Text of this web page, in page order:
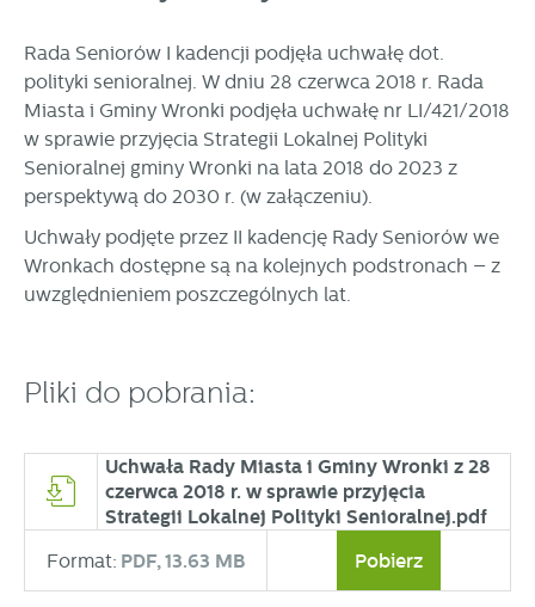
Rada Seniorów I kadencji podjęła uchwałę dot.
polityki senioralnej. W dniu 28 czerwca 2018 r. Rada
Miasta i Gminy Wronki podjęła uchwałę nr LI/421/2018
w sprawie przyjęcia Strategii Lokalnej Polityki
Senioralnej gminy Wronki na lata 2018 do 2023 z
perspektywą do 2030 r. (w załączeniu).
Uchwały podjęte przez II kadencję Rady Seniorów we
Wronkach dostępne są na kolejnych podstronach – z
uwzględnieniem poszczególnych lat.
Pliki do pobrania:
Uchwała Rady Miasta i Gminy Wronki z 28
czerwca 2018 r. w sprawie przyjęcia
Strategii Lokalnej Polityki Senioralnej.pdf
Format: PDF, 13.63 MB Pobierz
prezentowanych treści.
komfort korzystania z funkcjonalności naszej strony poprzez
dopasowanie jej do Twoich indywidualnych preferencji.
Wyrażenie zgody na funkcjonalne i personalizacyjne pliki
cookies gwarantuje dostępność większej ilości funkcji na
stronie.
Więcej
Analityczne
Analityczne pliki cookies pomagają nam rozwijać się i
dostosowywać do Twoich potrzeb.
zakresie wykorzystywania witryny internetowej, miejsca oraz
częstotliwości, z jaką odwiedzane są nasze serwisy www.
Dane pozwalają nam na ocenę naszych serwisów
pliki cookies gwarantuje dostępność wszystkich
funkcjonalności.
Więcej
Reklamowe
partnerów.
Twoich zwyczajów dotyczących przeglądanej witryny
internetowej. Treści promocyjne mogą pojawić się na
stronach podmiotów trzecich lub firm będących naszymi
w charakterze pośredników prezentujących nasze treści w
postaci wiadomości, ofert, komunikatów mediów